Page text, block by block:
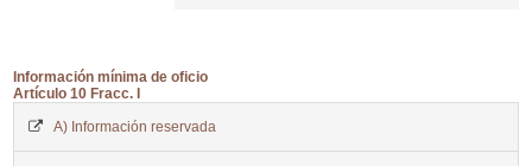
Información mínima de oficio
Artículo 10 Fracc. I
A) Información reservada